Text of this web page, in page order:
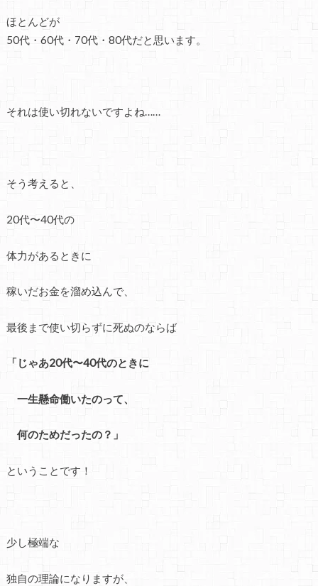
ほとんどが
50代・60代・70代・80代だと思います。
それは使い切れないですよね……
そう考えると、
20代〜40代の
体力があるときに
稼いだお金を溜め込んで、
最後まで使い切らずに死ぬのならば
「じゃあ20代〜40代のときに
一生懸命働いたのって、
何のためだったの？」
ということです！
少し極端な
独自の理論になりますが、